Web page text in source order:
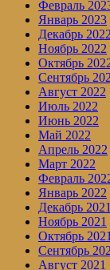
Февраль
Январь 2023
Декабрь 2022
Ноябрь 2022
Октябрь
Сентябрь
Август 2022
Июль 2022
Июнь 2022
Май 2022
Апрель 2022
Март 2022
Февраль
Январь 2022
Декабрь 2021
Ноябрь 2021
Октябрь 2021
Сентябрь
Август 2021